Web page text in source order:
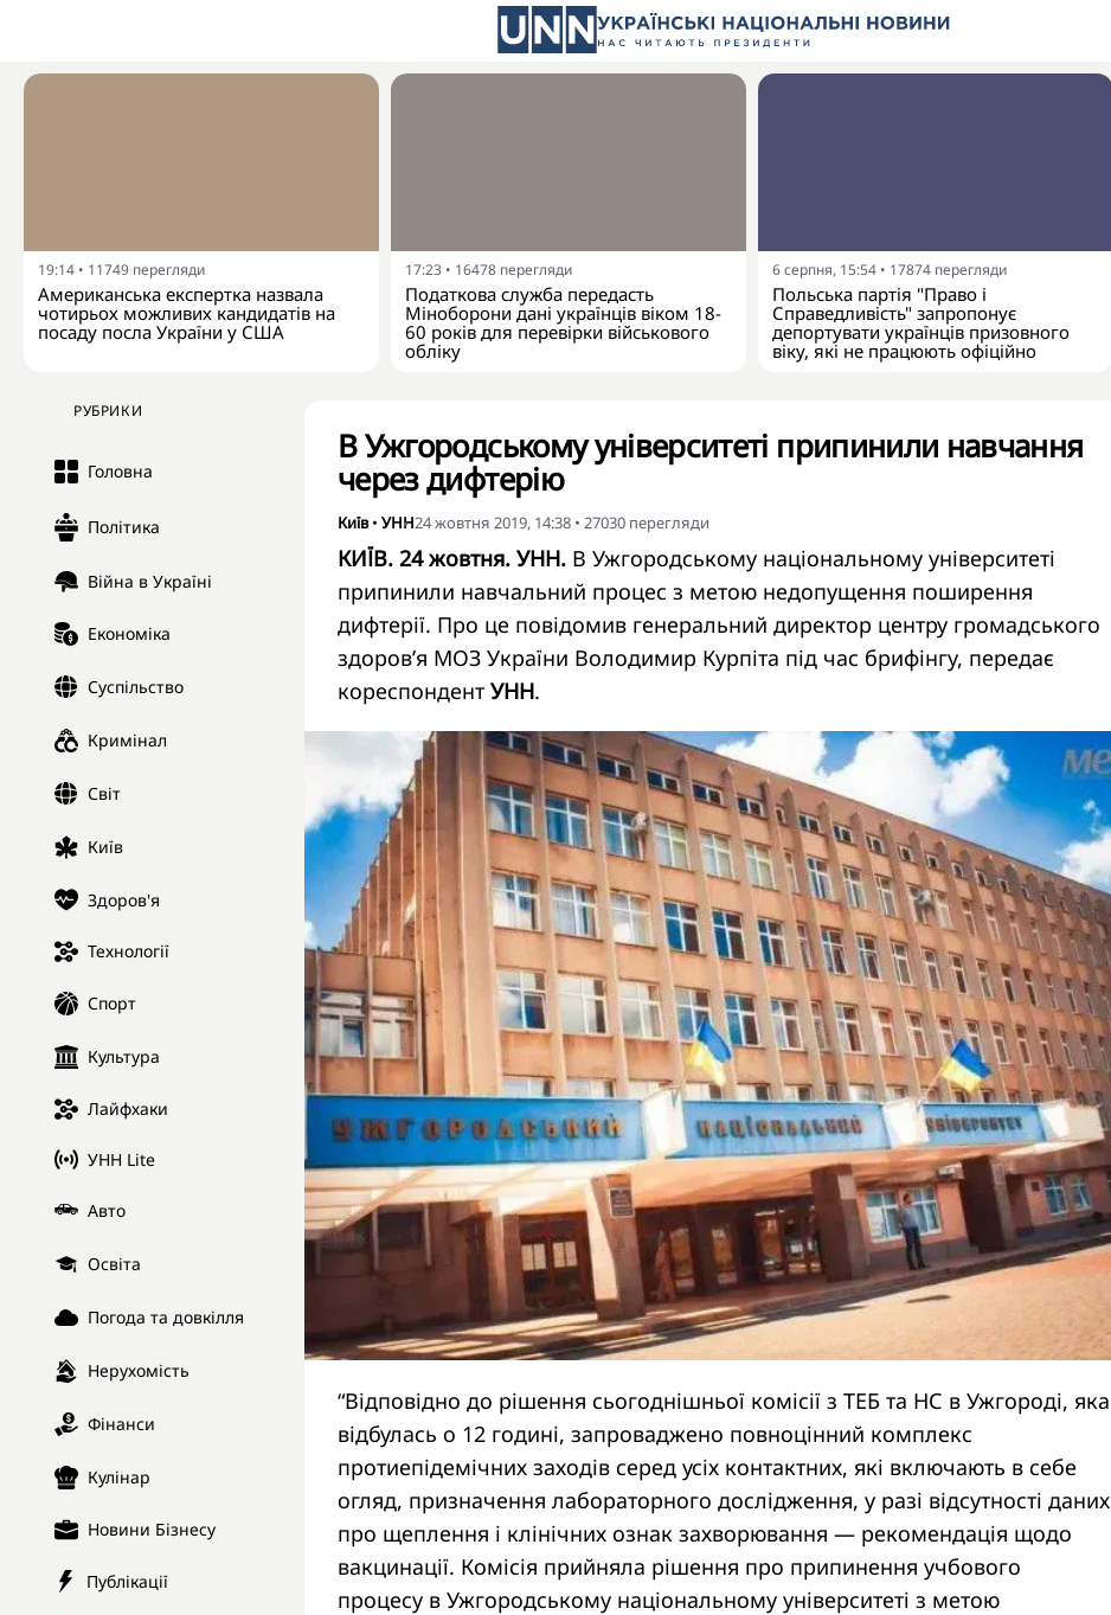
19:14 • 11749 перегляди
Американська експертка назвала
чотирьох можливих кандидатів на
посаду посла України у США
17:23 • 16478 перегляди
Податкова служба передасть
Міноборони дані українців віком 18-
60 років для перевірки військового
обліку
6 серпня, 15:54 • 17874 перегляди
Польська партія "Право і
Справедливість" запропонує
депортувати українців призовного
віку, які не працюють офіційно
РУБРИКИ
Головна
Політика
Війна в Україні
Економіка
Суспільство
Кримінал
Світ
Київ
Здоров'я
Технології
Спорт
Культура
Лайфхаки
УНН Lite
Авто
Освіта
Погода та довкілля
Нерухомість
Фінанси
Кулінар
Новини Бізнесу
Публікації
В Ужгородському університеті припинили навчання
через дифтерію
Київ• УНН24 жовтня 2019, 14:38 • 27030 перегляди
КИЇВ. 24 жовтня. УНН. В Ужгородському національному університеті
припинили навчальний процес з метою недопущення поширення
дифтерії. Про це повідомив генеральний директор центру громадського
здоров’я МОЗ України Володимир Курпіта під час брифінгу, передає
кореспондент УНН.
“Відповідно до рішення сьогоднішньої комісії з ТЕБ та НС в Ужгороді, яка
відбулась о 12 годині, запроваджено повноцінний комплекс
протиепідемічних заходів серед усіх контактних, які включають в себе
огляд, призначення лабораторного дослідження, у разі відсутності даних
про щеплення і клінічних ознак захворювання — рекомендація щодо
вакцинації. Комісія прийняла рішення про припинення учбового
процесу в Ужгородському національному університеті з метою